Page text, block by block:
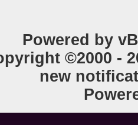
Powered by
©2000 -
new